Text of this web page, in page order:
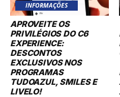
INFORMAÇÕES
APROVEITE OS
PRIVILÉGIOS DO C6
EXPERIENCE:
DESCONTOS
EXCLUSIVOS NOS
PROGRAMAS
TUDOAZUL, SMILES E
LIVELO!